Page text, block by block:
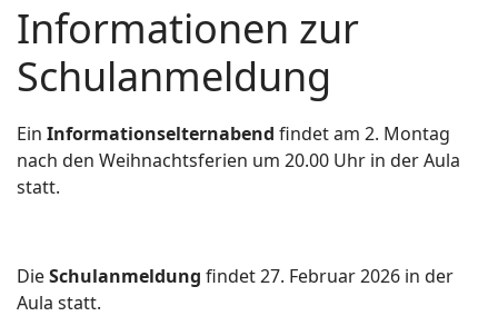
Informationen zur
Schulanmeldung
Ein Informationselternabend findet am 2. Montag
nach den Weihnachtsferien um 20.00 Uhr in der Aula
statt.
DieSchulanmeldung findet 27. Februar 2026 in der
Aula statt.